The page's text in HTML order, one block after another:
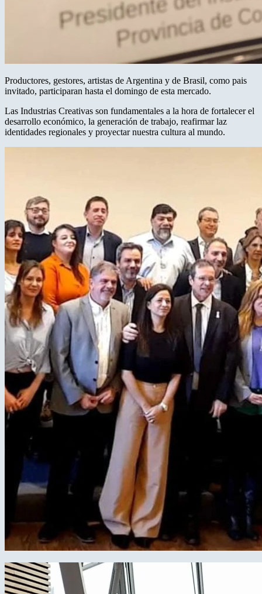
Productores, gestores, artistas de Argentina y de Brasil, como pais
invitado, participaran hasta el domingo de esta mercado.
Las Industrias Creativas son fundamentales a la hora de fortalecer el
desarrollo económico, la generación de trabajo, reafirmar laz
identidades regionales y proyectar nuestra cultura al mundo.